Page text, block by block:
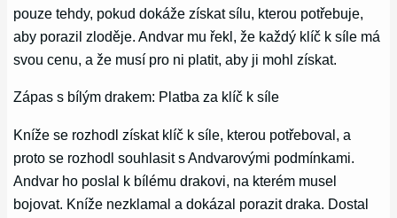
pouze tehdy, pokud dokáže získat sílu, kterou potřebuje,
aby porazil zloděje. Andvar mu řekl, že každý klíč k síle má
svou cenu, a že musí pro ni platit, aby ji mohl získat.
Zápas s bílým drakem: Platba za klíč k síle
Kníže se rozhodl získat klíč k síle, kterou potřeboval, a
proto se rozhodl souhlasit s Andvarovými podmínkami.
Andvar ho poslal k bílému drakovi, na kterém musel
bojovat. Kníže nezklamal a dokázal porazit draka. Dostal